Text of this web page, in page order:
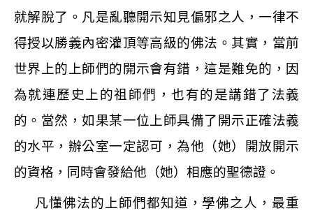
就解脫了。凡是亂聽開示知見偏邪之人，一律不
得授以勝義內密灌頂等高級的佛法。其實，當前
世界上的上師們的開示會有錯，這是難免的，因
為就連歷史上的祖師們，也有的是講錯了法義
的。當然，如果某一位上師具備了開示正確法義
的水平，辦公室一定認可，為他（她）開放開示
的資格，同時會發給他（她）相應的聖德證。
凡懂佛法的上師們都知道，學佛之人，最重